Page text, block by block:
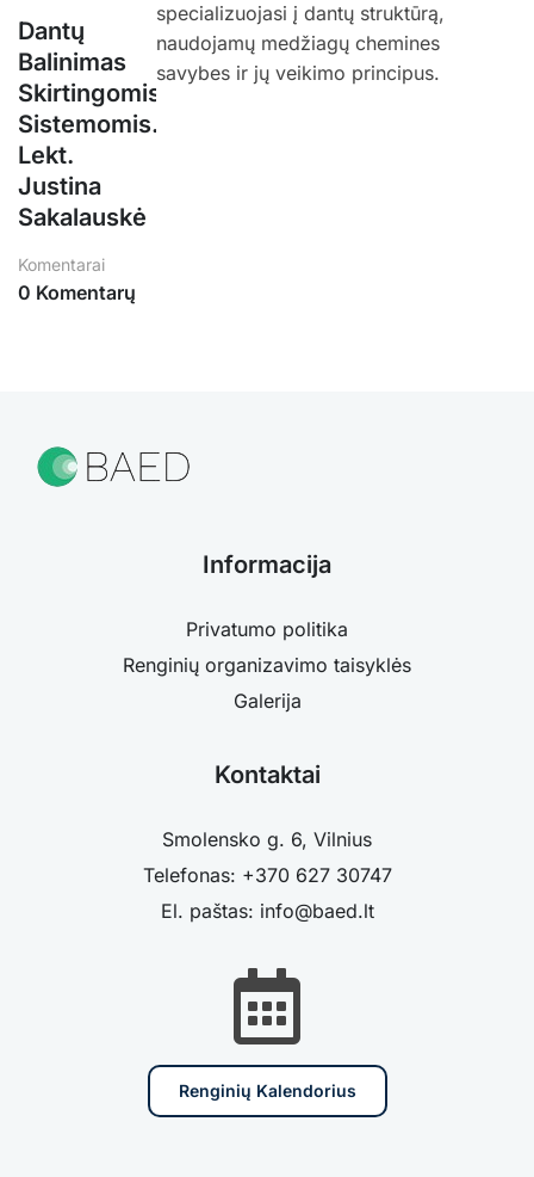
Dantų
Balinimas
Skirtingomis
Sistemomis.
Lekt.
Justina
Sakalauskė
Komentarai
0 Komentarų
specializuojasi į dantų struktūrą,
naudojamų medžiagų chemines
savybes ir jų veikimo principus.
Informacija
Privatumo politika
Renginių organizavimo taisyklės
Galerija
Kontaktai
Smolensko g. 6, Vilnius
Telefonas: +370 627 30747
El. paštas: info@baed.lt
Renginių Kalendorius